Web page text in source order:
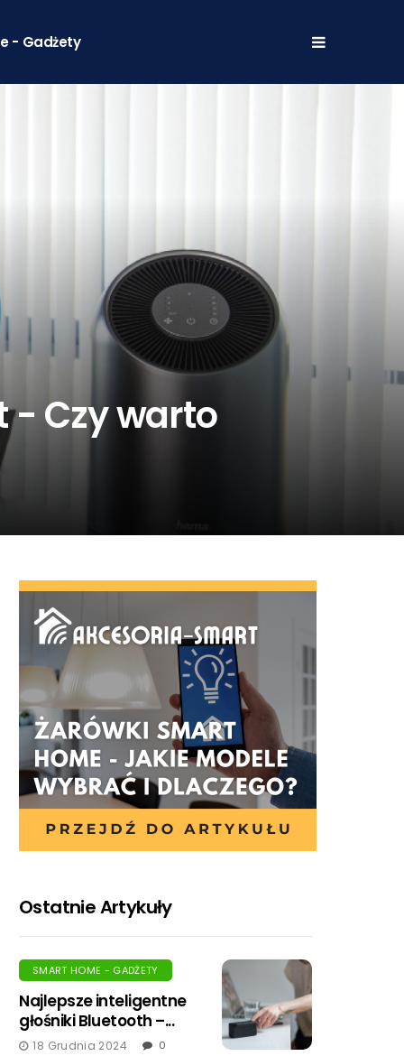
- Gadżety
- Czy warto
Ostatnie Artykuły
SMART HOME - GADŻETY
Najlepsze inteligentne
głośniki Bluetooth –...
18 Grudnia 2024 0